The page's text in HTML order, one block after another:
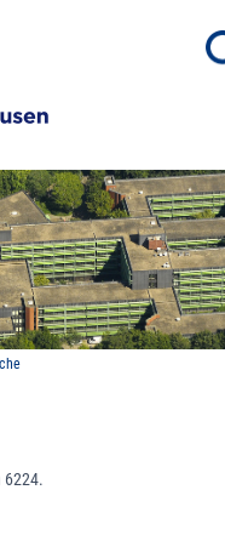
6224.